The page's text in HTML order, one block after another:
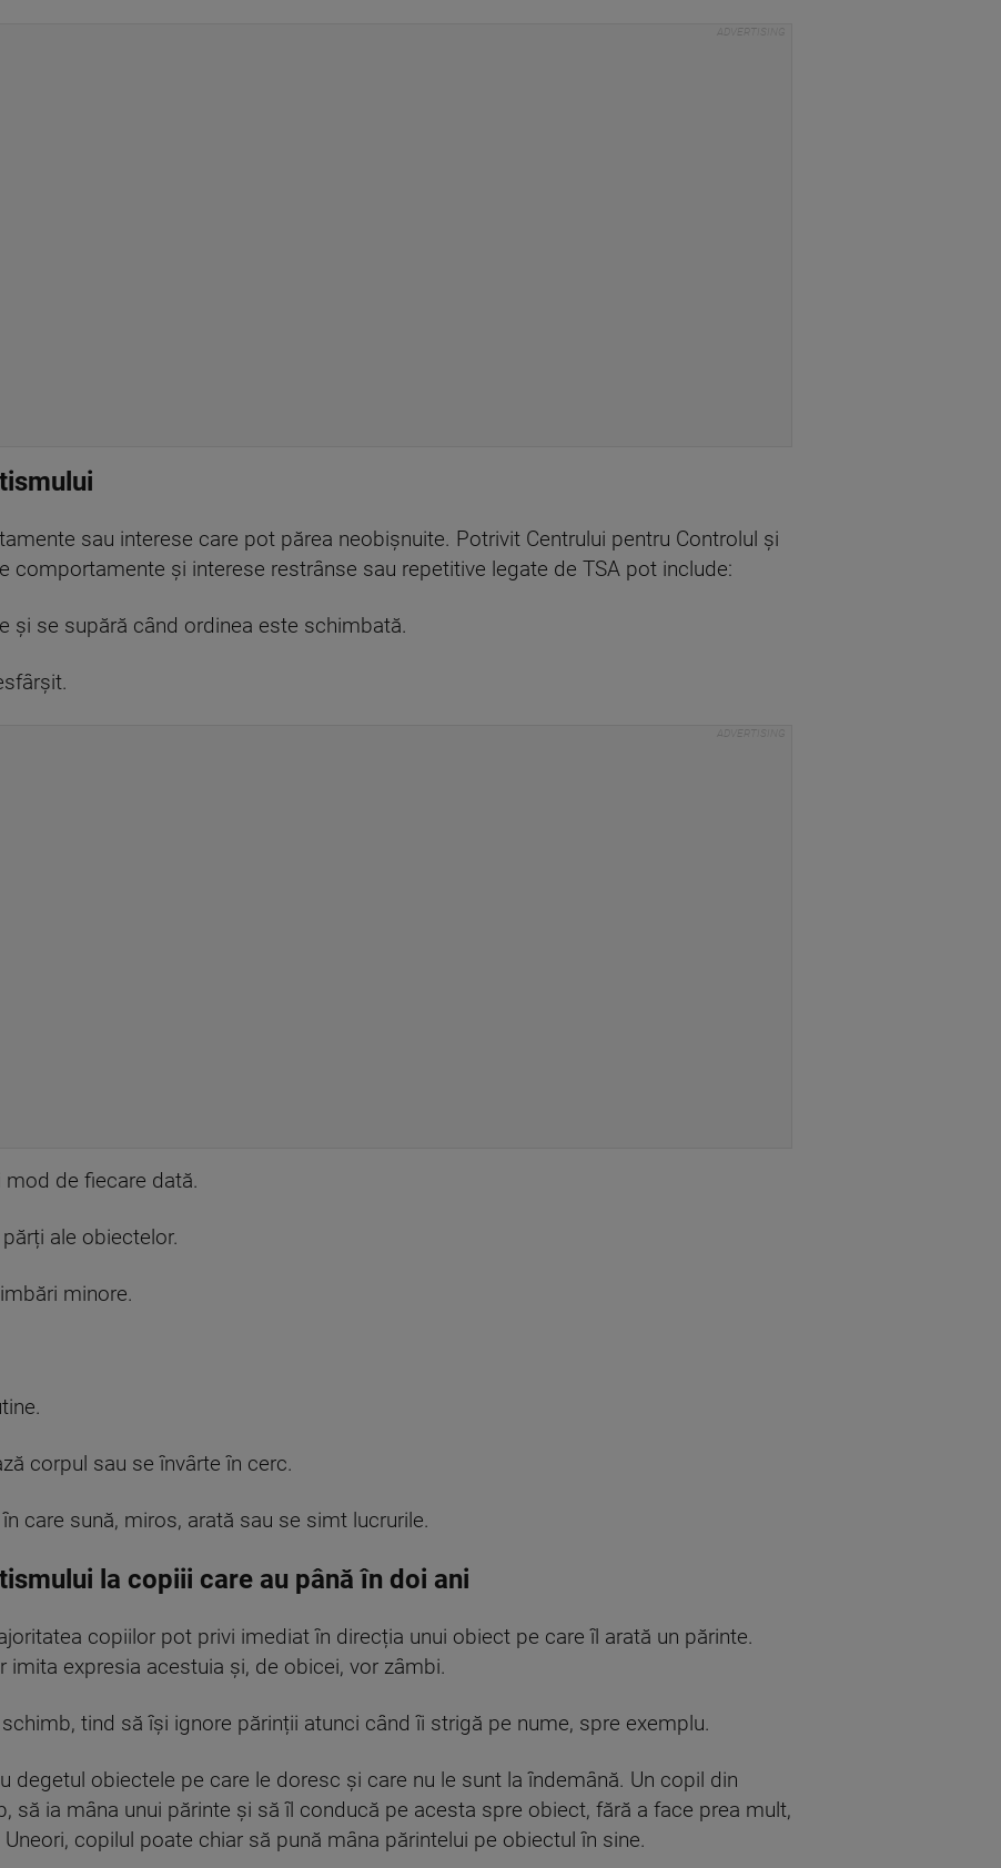
sau interese care pot părea neobișnuite. Potrivit Centrului pentru Controlul și
comportamente și interese restrânse sau repetitive legate de TSA pot include:
și se supără când ordinea este schimbată.
mod de fiecare dată.
ale obiectelor.
minore.
corpul sau se învârte în cerc.
care sună, miros, arată sau se simt lucrurile.
la copiii care au până în doi ani
copiilor pot privi imediat în direcția unui obiect pe care îl arată un părinte.
imita expresia acestuia și, de obicei, vor zâmbi.
tind să își ignore părinții atunci când îi strigă pe nume, spre exemplu.
degetul obiectele pe care le doresc și care nu le sunt la îndemână. Un copil din
să ia mâna unui părinte și să îl conducă pe acesta spre obiect, fără a face prea mult,
copilul poate chiar să pună mâna părintelui pe obiectul în sine.